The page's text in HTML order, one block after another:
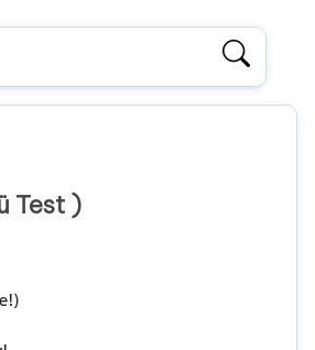
Test )